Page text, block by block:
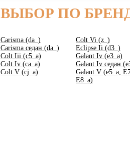
ВЫБОР ПО
Carisma (da_)
Carisma седан (da_)
Colt Iii (c5_a)
Colt Iv (ca_a)
Colt V (cj_a)
Colt Vi (z_)
Eclipse Ii (d3_)
Galant Iv (e3_a)
Galant Iv седан
Galant V (e5_a,
E8_a)